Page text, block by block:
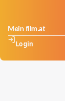
Mein film.at
Login